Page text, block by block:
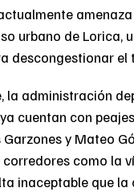
urbano de Lorica,
descongestionar
la administración
cuentan con
Garzones y Mateo
como la
inaceptable que